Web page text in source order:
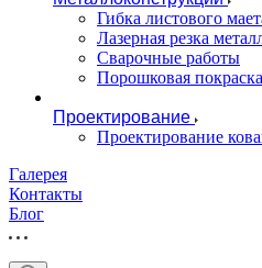
Гибка листового
Лазерная резка
Сварочные работы
Порошковая покраска
Проектирование
Проектирование
Галерея
Контакты
Блог